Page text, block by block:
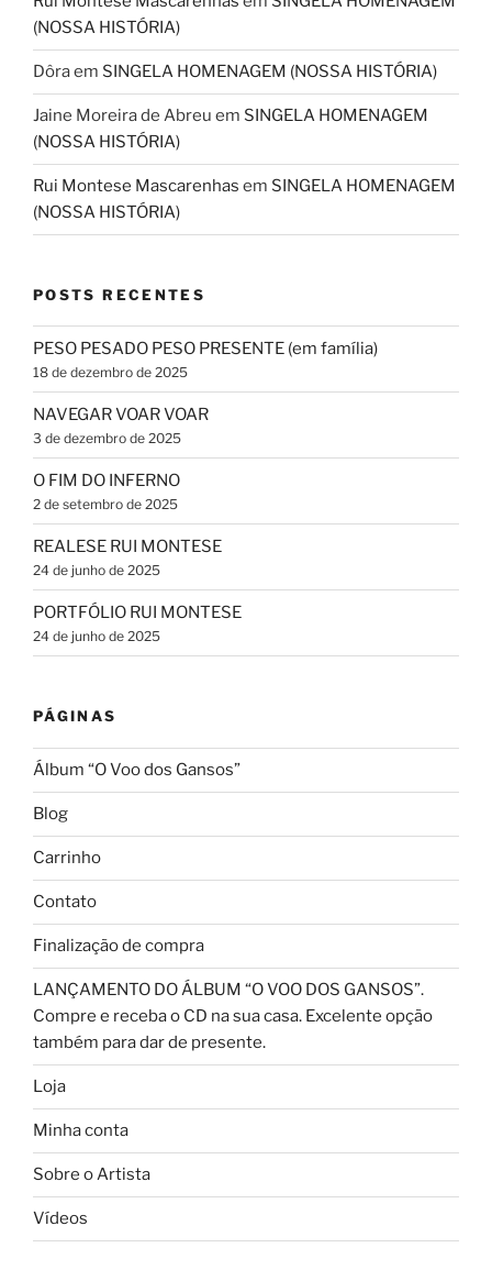
(NOSSA HISTÓRIA)
Dôraem SINGELA HOMENAGEM (NOSSA HISTÓRIA)
Jaine Moreira de Abreu em SINGELA HOMENAGEM
(NOSSA HISTÓRIA)
Rui Montese Mascarenhas em SINGELA HOMENAGEM
(NOSSA HISTÓRIA)
POSTS RECENTES
PESO PESADO PESO PRESENTE (em família)
18 de dezembro de 2025
NAVEGAR VOAR VOAR
3 de dezembro de 2025
O FIM DO INFERNO
2 de setembro de 2025
REALESE RUI MONTESE
24 de junho de 2025
PORTFÓLIO RUI MONTESE
24 de junho de 2025
PÁGINAS
Álbum “O Voo dos Gansos”
Blog
Carrinho
Contato
Finalização de compra
LANÇAMENTO DO ÁLBUM “O VOO DOS GANSOS”.
Compre e receba o CD na sua casa. Excelente opção
também para dar de presente.
Loja
Minha conta
Sobre o Artista
Vídeos